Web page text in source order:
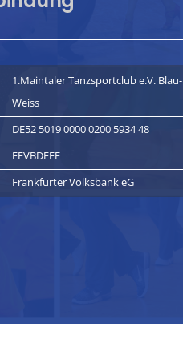
1.Maintaler Tanzsportclub e.V. Blau-
Weiss
DE52 5019 0000 0200 5934 48
FFVBDEFF
Frankfurter Volksbank eG